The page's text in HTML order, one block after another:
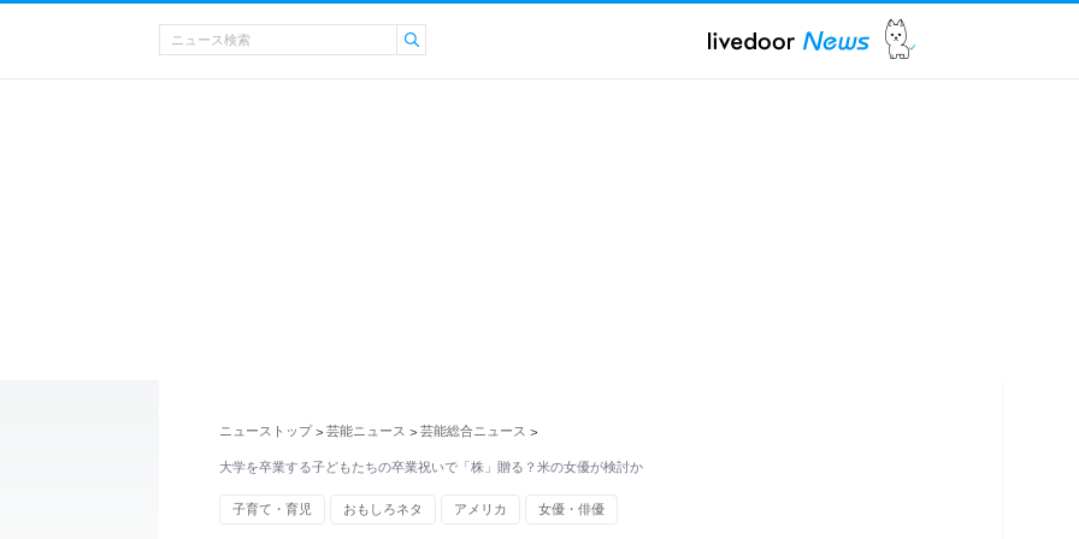
ニューストップ > 芸能ニュース > 芸能総合ニュース >
大学を卒業する子どもたちの卒業祝いで「株」贈る？米の女優が検討か
子育て・育児 おもしろネタ アメリカ 女優・俳優